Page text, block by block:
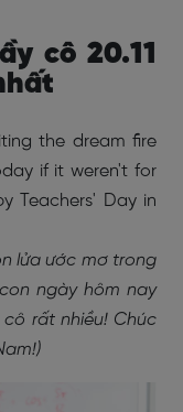
cô 20.11
the dream fire
if it weren't for
Teachers' Day in
lửa ước mơ trong
ngày hôm nay
rất nhiều! Chúc